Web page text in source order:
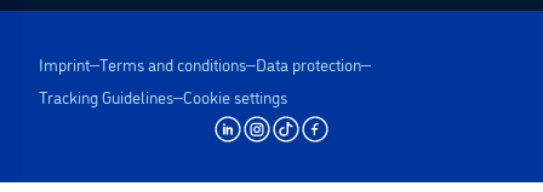
Imprint Terms and conditions Data protection
Tracking Guidelines Cookie settings